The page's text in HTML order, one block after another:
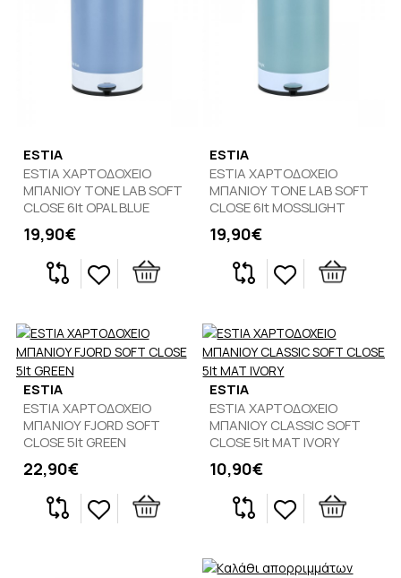
ESTIA
ESTIA ΧΑΡΤΟΔΟΧΕΙΟ
ΜΠΑΝΙΟΥ TONE LAB SOFT
CLOSE 6lt OPAL BLUE
19,90€
ESTIA
ESTIA ΧΑΡΤΟΔΟΧΕΙΟ
ΜΠΑΝΙΟΥ TONE LAB SOFT
CLOSE 6lt MOSSLIGHT
19,90€
ESTIA
ESTIA ΧΑΡΤΟΔΟΧΕΙΟ
ΜΠΑΝΙΟΥ FJORD SOFT
CLOSE 5lt GREEN
22,90€
ESTIA
ESTIA ΧΑΡΤΟΔΟΧΕΙΟ
ΜΠΑΝΙΟΥ CLASSIC SOFT
CLOSE 5lt ΜΑΤ IVORY
10,90€